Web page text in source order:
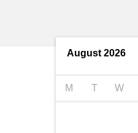
знаннями
August 2026
M T W